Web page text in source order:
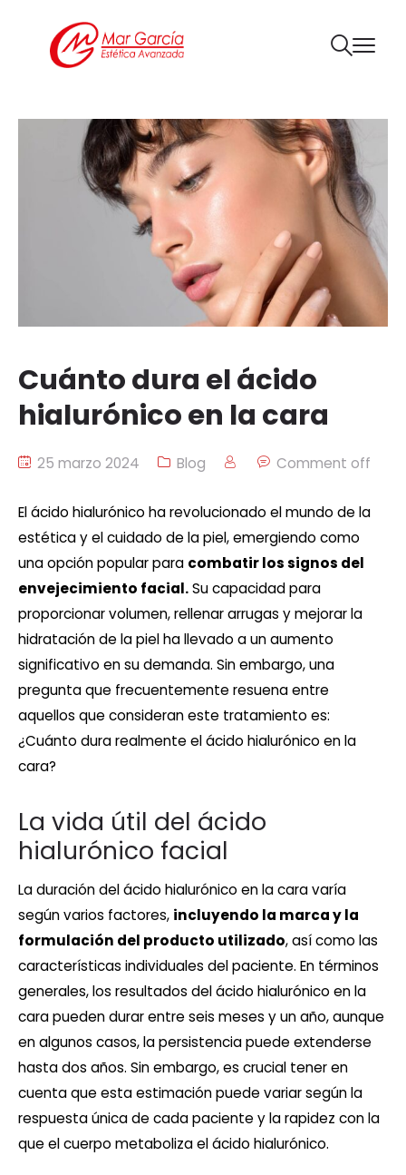
Cuánto dura el ácido
hialurónico en la cara
25 marzo 2024 Blog Comment off
El ácido hialurónico ha revolucionado el mundo de la
estética y el cuidado de la piel, emergiendo como
una opción popular para combatir los signos del
envejecimiento facial.Su capacidad para
proporcionar volumen, rellenar arrugas y mejorar la
hidratación de la piel ha llevado a un aumento
significativo en su demanda. Sin embargo, una
pregunta que frecuentemente resuena entre
aquellos que consideran este tratamiento es:
¿Cuánto dura realmente el ácido hialurónico en la
cara?
La vida útil del ácido
hialurónico facial
La duración del ácido hialurónico en la cara varía
según varios factores, incluyendo la marca y la
formulación del producto utilizado, así como las
características individuales del paciente. En términos
generales, los resultados del ácido hialurónico en la
cara pueden durar entre seis meses y un año, aunque
en algunos casos, la persistencia puede extenderse
hasta dos años. Sin embargo, es crucial tener en
cuenta que esta estimación puede variar según la
respuesta única de cada paciente y la rapidez con la
que el cuerpo metaboliza el ácido hialurónico.